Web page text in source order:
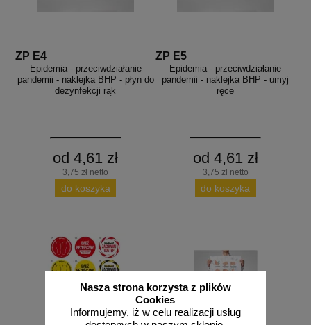
Nasza strona korzysta z plików
Cookies
Informujemy, iż w celu realizacji usług
ZP E4
Epidemia - przeciwdziałanie
pandemii - naklejka BHP - płyn do
dezynfekcji rąk
od 4,61 zł
3,75 zł netto
do koszyka
ZP E5
Epidemia - przeciwdziałanie
pandemii - naklejka BHP - umyj
ręce
od 4,61 zł
3,75 zł netto
do koszyka